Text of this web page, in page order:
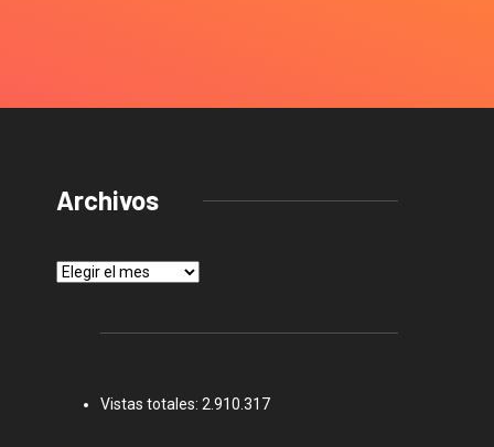
Archivos
Archivos
Vistas totales: 2.910.317